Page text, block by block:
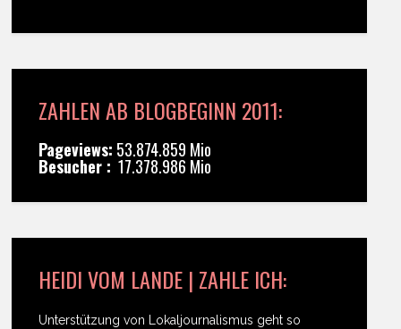
ZAHLEN AB BLOGBEGINN 2011:
Pageviews: 53.874.859 Mio
Besucher : 17.378.986 Mio
HEIDI VOM LANDE | ZAHLE ICH:
Unterstützung von Lokaljournalismus geht so